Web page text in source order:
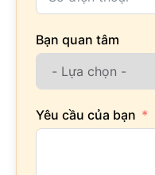
Bạn quan tâm
Yêu cầu của bạn